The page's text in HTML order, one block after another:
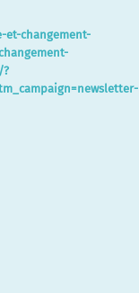
changement-